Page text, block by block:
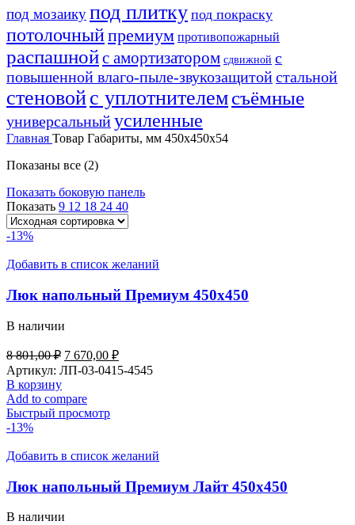
под мозаикупод плитку под покраску
потолочныйпремиум противопожарный
распашнойс амортизатором сдвижной с
повышенной влаго-пыле-звукозащитойстальной
стеновойс уплотнителемсъёмные
универсальныйусиленные
Главная Товар Габариты, мм 450х450х54
Показаны все (2)
Показать боковую панель
Показать 9 12 18 24 40
-13%
Добавить в список желаний
Люк напольный Премиум 450х450
В наличии
8 801,00₽ Первоначальная
цена
8
801,00 ₽.
7 670,00 ₽Текущая
цена:
Артикул: ЛП-03-0415-4545
В корзину
Add to compare
Быстрый просмотр
-13%
Добавить в список желаний
Люк напольный Премиум Лайт 450х450
В наличии